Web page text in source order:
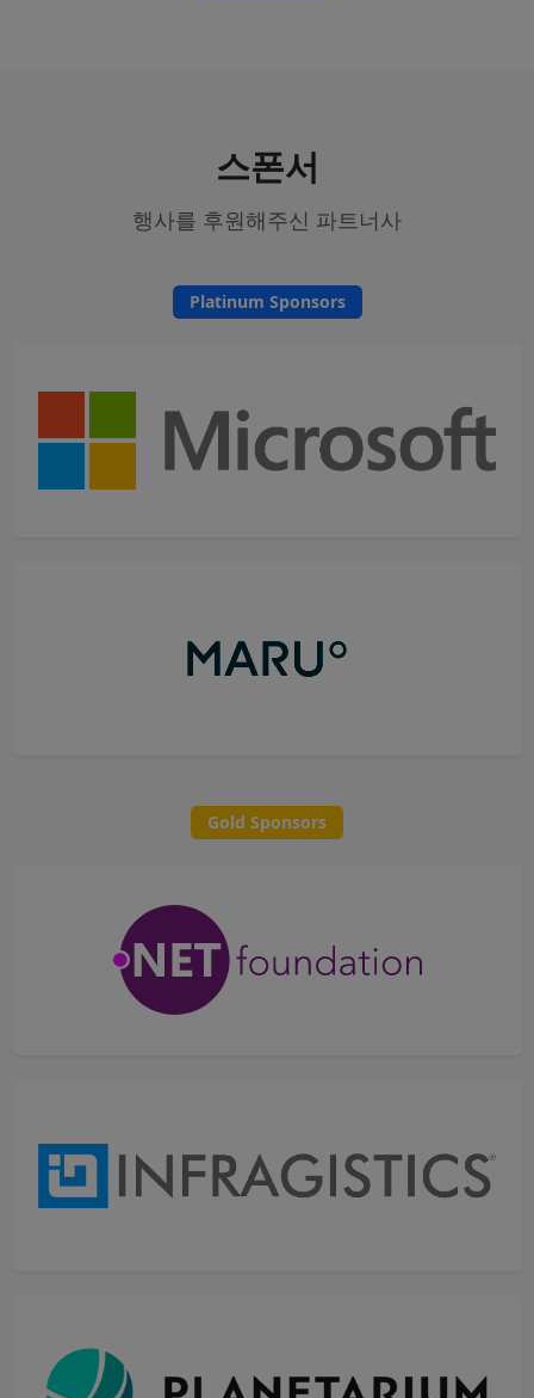
스폰서
행사를 후원해주신 파트너사
Platinum Sponsors
Gold Sponsors